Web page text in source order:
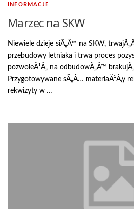
INFORMACJE
Marzec na SKW
Niewiele dzieje siÃ„Â™ na SKW,
przebudowy letniaka i trwa proces
pozwoleÄ¹Â„ na odbudowÃ„Â™
Przygotowywane sÃ„Â… materiaÄ¹Â‚y
rekwizyty w …